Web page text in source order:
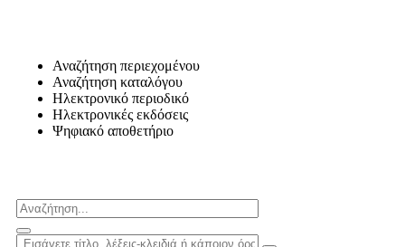
Αναζήτηση περιεχομένου
Αναζήτηση καταλόγου
Ηλεκτρονικό περιοδικό
Ηλεκτρονικές εκδόσεις
Ψηφιακό αποθετήριο